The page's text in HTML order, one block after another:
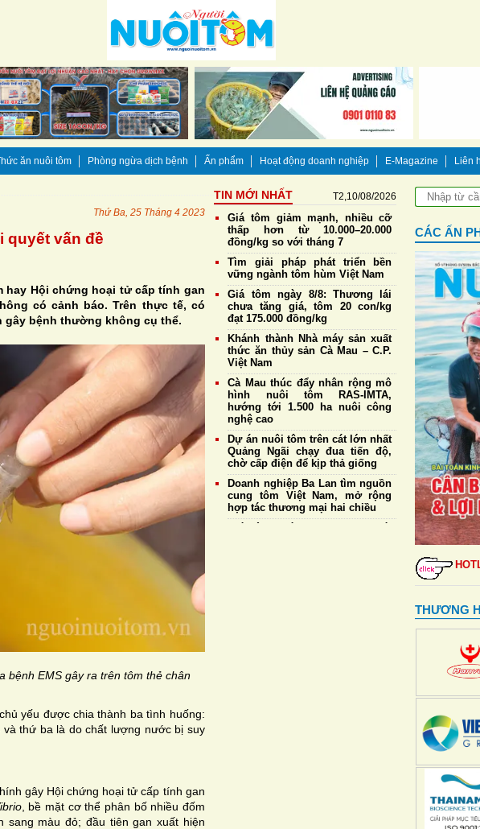
ăn nuôi tôm Phòng ngừa dịch bệnh Ấn phẩm Hoạt động doanh nghiệp E-Magazine Liên
Thứ Ba, 25 Tháng 4 2023
quyết vấn đề
hay Hội chứng hoại tử cấp tính gan
có cảnh báo. Trên thực tế, có
gây bệnh thường không cụ thể.
bệnh EMS gây ra trên tôm thẻ chân
yếu được chia thành ba tình huống:
thứ ba là do chất lượng nước bị suy
gây Hội chứng hoại tử cấp tính gan
, bề mặt cơ thể phân bố nhiều đốm
sang màu đỏ; đầu tiên gan xuất hiện
TIN MỚI NHẤT T2,10/08/2026
Giá tôm giảm mạnh, nhiều cỡ
thấp hơn từ 10.000–20.000
đồng/kg so với tháng 7
Tìm giải pháp phát triển bền
vững ngành tôm hùm Việt Nam
Giá tôm ngày 8/8: Thương lái
chưa tăng giá, tôm 20 con/kg
đạt 175.000 đồng/kg
Khánh thành Nhà máy sản xuất
thức ăn thủy sản Cà Mau – C.P.
Việt Nam
Cà Mau thúc đẩy nhân rộng mô
hình nuôi tôm RAS-IMTA,
hướng tới 1.500 ha nuôi công
nghệ cao
Dự án nuôi tôm trên cát lớn nhất
Quảng Ngãi chạy đua tiến độ,
chờ cấp điện để kịp thả giống
Doanh nghiệp Ba Lan tìm nguồn
cung tôm Việt Nam, mở rộng
hợp tác thương mại hai chiều
CÁC ẤN
THƯƠNG